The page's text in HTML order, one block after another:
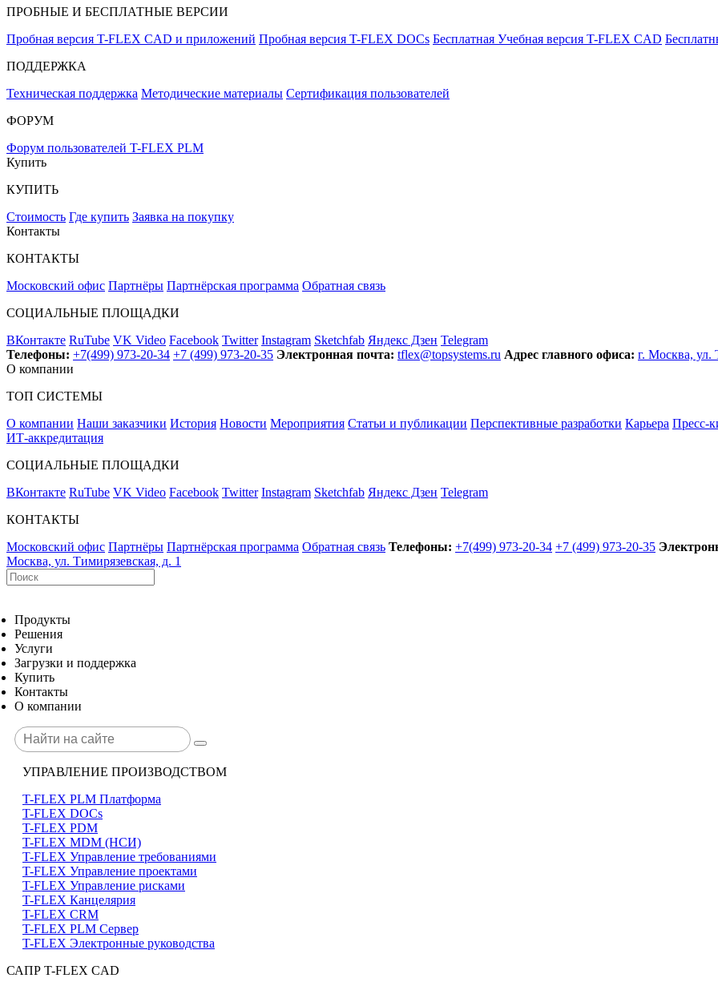
ПРОБНЫЕ И БЕСПЛАТНЫЕ ВЕРСИИ
Пробная версия T-FLEX CAD и приложений Пробная версия T-FLEX DOCs Бесплатная Учебная версия T-FLEX CAD
ПОДДЕРЖКА
Техническая поддержка Методические материалы Сертификация пользователей
ФОРУМ
Форум пользователей T-FLEX PLM
Купить
КУПИТЬ
Стоимость Где купить Заявка на покупку
Контакты
КОНТАКТЫ
Московский офис Партнёры Партнёрская программа Обратная связь
СОЦИАЛЬНЫЕ ПЛОЩАДКИ
ВКонтакте RuTube VK Video Facebook Twitter Instagram Sketchfab Яндекс Дзен Telegram
Телефоны: +7(499) 973-20-34 +7 (499) 973-20-35 Электронная почта: tflex@topsystems.ru Адрес главного офиса: г. Москва, ул.
О компании
ТОП СИСТЕМЫ
О компании Наши заказчики История Новости Мероприятия Статьи и публикации Перспективные разработки Карьера Пресс-
ИТ-аккредитация
СОЦИАЛЬНЫЕ ПЛОЩАДКИ
ВКонтакте RuTube VK Video Facebook Twitter Instagram Sketchfab Яндекс Дзен Telegram
КОНТАКТЫ
Московский офис Партнёры Партнёрская программа Обратная связь Телефоны: +7(499) 973-20-34 +7 (499) 973-20-35
Москва, ул. Тимирязевская, д. 1
Продукты
Решения
Услуги
Загрузки и поддержка
Купить
Контакты
О компании
УПРАВЛЕНИЕ ПРОИЗВОДСТВОМ
T-FLEX PLM Платформа
T-FLEX DOCs
T-FLEX PDM
T-FLEX MDM (НСИ)
T-FLEX Управление требованиями
T-FLEX Управление проектами
T-FLEX Управление рисками
T-FLEX Канцелярия
T-FLEX CRM
T-FLEX PLM Сервер
T-FLEX Электронные руководства
САПР T-FLEX CAD